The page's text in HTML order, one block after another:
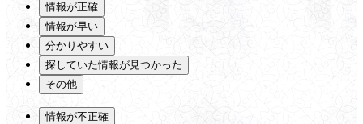
情報が正確
情報が早い
分かりやすい
探していた情報が見つかった
その他
情報が不正確